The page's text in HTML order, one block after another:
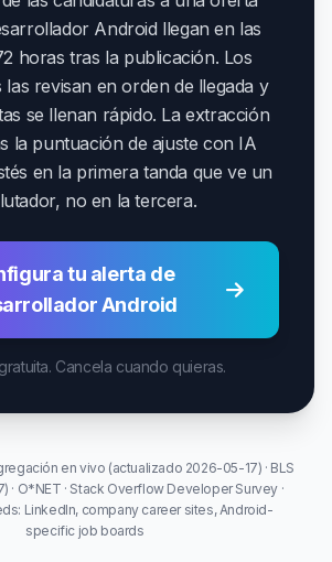
Android llegan en las
horas tras la publicación. Los
las revisan en orden de llegada y
se llenan rápido. La extracción
la puntuación de ajuste con IA
en la primera tanda que ve un
no en la tercera.
tu alerta de
Android
Cancela cuando quieras.
en vivo (actualizado 2026-05-17) · BLS
· O*NET · Stack Overflow Developer Survey ·
LinkedIn, company career sites, Android-
specific job boards